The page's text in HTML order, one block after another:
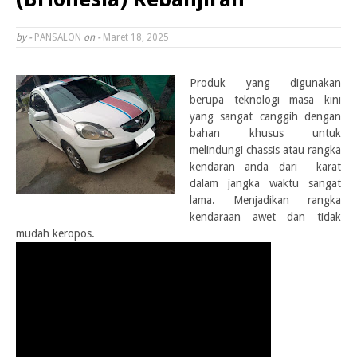
by - PANSALON on - Maret 18, 2025
Produk yang digunakan
berupa teknologi masa kini
yang sangat canggih dengan
bahan khusus untuk
melindungi chassis atau rangka
kendaran anda dari karat
dalam jangka waktu sangat
lama. Menjadikan rangka
kendaraan awet dan tidak
mudah keropos.